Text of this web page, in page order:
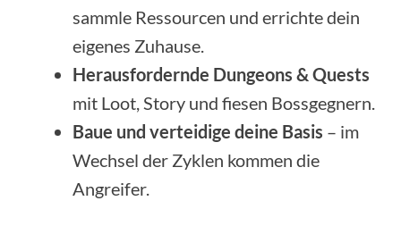
sammle Ressourcen und errichte dein
eigenes Zuhause.
Herausfordernde Dungeons & Quests
mit Loot, Story und fiesen Bossgegnern.
Baue und verteidige deine Basis – im
Wechsel der Zyklen kommen die
Angreifer.